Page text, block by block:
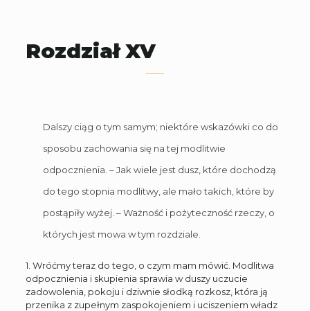
Rozdział XV
Dalszy ciąg o tym samym; niektóre wskazówki co do
sposobu zachowania się na tej modlitwie
odpocznienia. – Jak wiele jest dusz, które dochodzą
do tego stopnia modlitwy, ale mało takich, które by
postąpiły wyżej. – Ważność i pożyteczność rzeczy, o
których jest mowa w tym rozdziale.
1. Wróćmy teraz do tego, o czym mam mówić. Modlitwa
odpocznienia i skupienia sprawia w duszy uczucie
zadowolenia, pokoju i dziwnie słodką rozkosz, która ją
przenika z zupełnym zaspokojeniem i uciszeniem władz